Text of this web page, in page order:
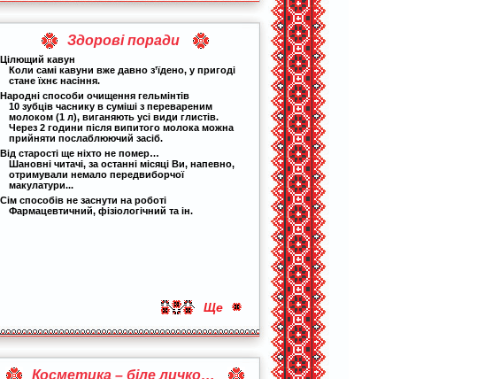
Здорові поради
Цілющий кавун
Коли самі кавуни вже давно з’їдено, у пригоді
стане їхнє насіння.
Народні способи очищення гельмінтів
10 зубців часнику в суміші з перевареним
молоком (1 л), виганяють усі види глистів.
Через 2 години після випитого молока можна
прийняти послаблюючий засіб.
Від старості ще ніхто не помер…
Шановні читачі, за останні місяці Ви, напевно,
отримували немало передвиборчої
макулатури...
Сім способів не заснути на роботі
Фармацевтичний, фізіологічний та ін.
Ще
Косметика – біле личко…